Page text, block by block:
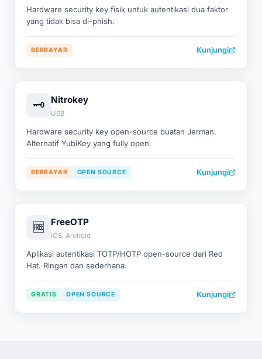
Hardware security key fisik untuk autentikasi dua faktor
yang tidak bisa di-phish.
BERBAYAR Kunjungi
🗝️ Nitrokey
USB
Hardware security key open-source buatan Jerman.
Alternatif YubiKey yang fully open.
BERBAYAR OPEN SOURCE Kunjungi
🆓 FreeOTP
iOS, Android
Aplikasi autentikasi TOTP/HOTP open-source dari Red
Hat. Ringan dan sederhana.
GRATIS OPEN SOURCE Kunjungi